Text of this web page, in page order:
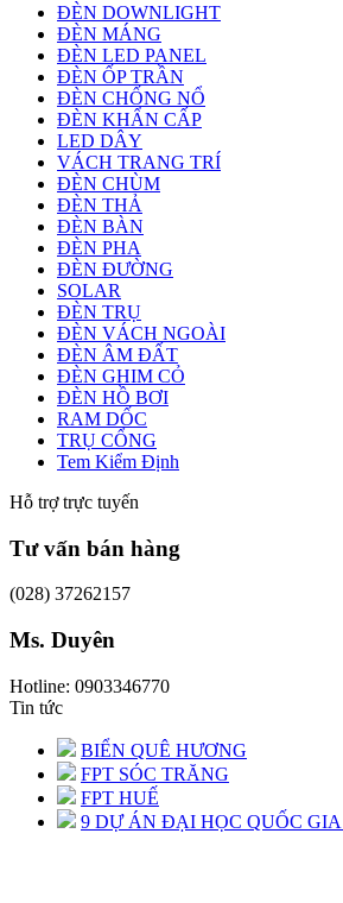
ĐÈN DOWNLIGHT
ĐÈN MÁNG
ĐÈN LED PANEL
ĐÈN ỐP TRẦN
ĐÈN CHỐNG NỔ
ĐÈN KHẨN CẤP
LED DÂY
VÁCH TRANG TRÍ
ĐÈN CHÙM
ĐÈN THẢ
ĐÈN BÀN
ĐÈN PHA
ĐÈN ĐƯỜNG
SOLAR
ĐÈN TRỤ
ĐÈN VÁCH NGOÀI
ĐÈN ÂM ĐẤT
ĐÈN GHIM CỎ
ĐÈN HỒ BƠI
RAM DỐC
TRỤ CỔNG
Tem Kiểm Định
Hỗ trợ trực tuyến
Tư vấn bán hàng
(028) 37262157
Ms. Duyên
Hotline: 0903346770
Tin tức
BIỂN QUÊ HƯƠNG
FPT SÓC TRĂNG
FPT HUẾ
9 DỰ ÁN ĐẠI HỌC QUỐC GIA